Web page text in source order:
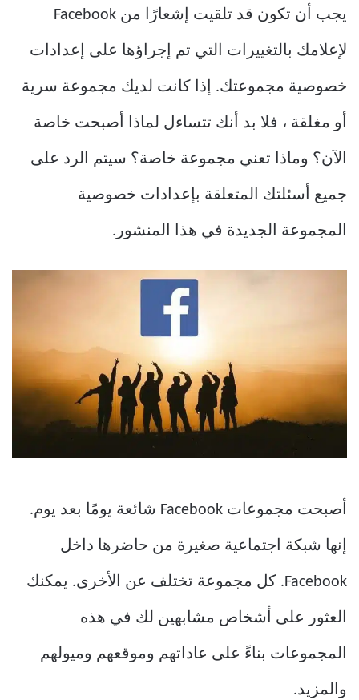
يجب أن تكون قد تلقيت إشعارًا من Facebook
لإعلامك بالتغييرات التي تم إجراؤها على إعدادات
خصوصية مجموعتك. إذا كانت لديك مجموعة سرية
أو مغلقة ، فلا بد أنك تتساءل لماذا أصبحت خاصة
الآن؟ وماذا تعني مجموعة خاصة؟ سيتم الرد على
جميع أسئلتك المتعلقة بإعدادات خصوصية
المجموعة الجديدة في هذا المنشور.
أصبحت مجموعات Facebook شائعة يومًا بعد يوم.
إنها شبكة اجتماعية صغيرة من حاضرها داخل
Facebook. كل مجموعة تختلف عن الأخرى. يمكنك
العثور على أشخاص مشابهين لك في هذه
المجموعات بناءً على عاداتهم وموقعهم وميولهم
والمزيد.